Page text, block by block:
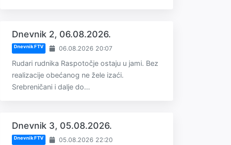
Dnevnik 2, 06.08.2026.
Dnevnik FTV 06.08.2026 20:07
Rudari rudnika Raspotočje ostaju u jami. Bez
realizacije obećanog ne žele izaći.
Srebreničani i dalje do...
Dnevnik 3, 05.08.2026.
Dnevnik FTV 05.08.2026 22:20